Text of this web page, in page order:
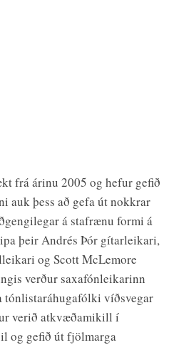
frá árinu 2005 og hefur gefið
auk þess að gefa út nokkrar
á stafrænu formi á
þeir Andrés Þór gítarleikari,
og Scott McLemore
verður saxafónleikarinn
tónlistaráhugafólki víðsvegar
verið atkvæðamikill í
og gefið út fjölmarga